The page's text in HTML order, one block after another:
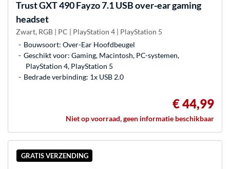
TrustGXT 490 Fayzo 7.1 USB over-ear gaming
headset
Zwart, RGB | PC | PlayStation 4 | PlayStation 5
Bouwsoort: Over-Ear Hoofdbeugel
Geschikt voor: Gaming, Macintosh, PC-systemen,
PlayStation 4, PlayStation 5
Bedrade verbinding: 1x USB 2.0
€ 44,99
Niet op voorraad, geen informatie beschikbaar
GRATIS VERZENDING